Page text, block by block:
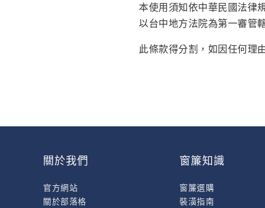
本使用須知依中華民國法律
以台中地方法院為第一審管
此條款得分割，如因任何理
關於我們
官方網站
關於部落格
窗簾知識
窗簾選購
裝潢指南